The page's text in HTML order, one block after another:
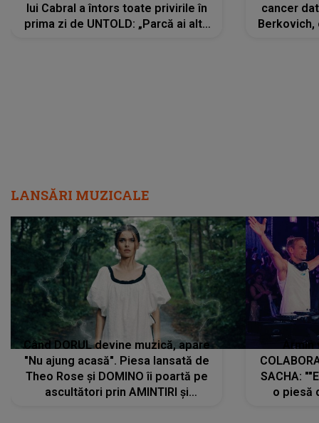
lui Cabral a întors toate privirile în
prima zi de UNTOLD: „Parcă ai altă
cancer
Berkovich,
LANSĂRI MUZICALE
Când DORUL devine muzică, apare
"Nu ajung acasă". Piesa lansată de
Theo Rose și DOMINO îi poartă pe
ascultători prin AMINTIRI și
SACHA:
o piesă